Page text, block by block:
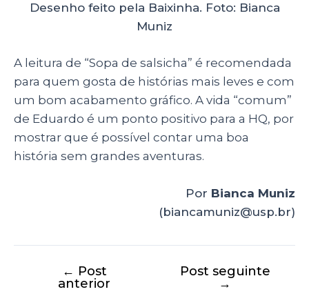
Desenho feito pela Baixinha. Foto: Bianca
Muniz
A leitura de “Sopa de salsicha” é recomendada
para quem gosta de histórias mais leves e com
um bom acabamento gráfico. A vida “comum”
de Eduardo é um ponto positivo para a HQ, por
mostrar que é possível contar uma boa
história sem grandes aventuras.
Por Bianca Muniz
(biancamuniz@usp.br)
← Post
anterior
Post seguinte
→